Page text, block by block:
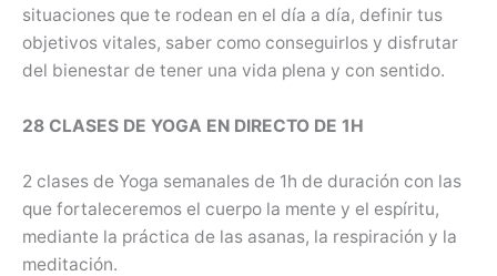
situaciones que te rodean en el día a día, definir tus
objetivos vitales, saber como conseguirlos y disfrutar
del bienestar de tener una vida plena y con sentido.
28 CLASES DE YOGA EN DIRECTO DE 1H
2 clases de Yoga semanales de 1h de duración con las
que fortaleceremos el cuerpo la mente y el espíritu,
mediante la práctica de las asanas, la respiración y la
meditación.